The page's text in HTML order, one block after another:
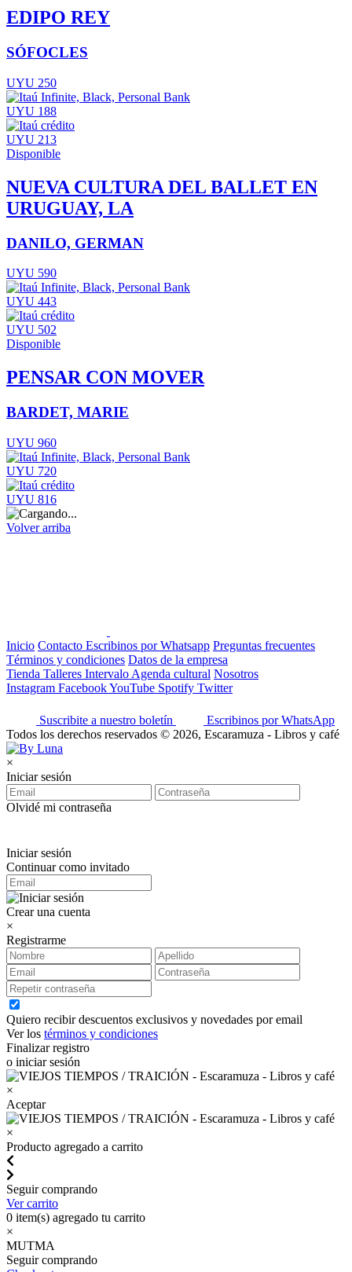
EDIPO REY
SÓFOCLES
UYU 250
UYU 188
UYU 213
Disponible
NUEVA CULTURA DEL BALLET EN
URUGUAY, LA
DANILO, GERMAN
UYU 590
UYU 443
UYU 502
Disponible
PENSAR CON MOVER
BARDET, MARIE
UYU 960
UYU 720
UYU 816
Volver arriba
Inicio Contacto Escribinos por Whatsapp Preguntas frecuentes
Términos y condiciones Datos de la empresa
Tienda Talleres Intervalo Agenda cultural Nosotros
Instagram FacebookYouTube Spotify Twitter
Suscribite a nuestro boletín
Escribinos por WhatsApp
Todos los derechos reservados © 2026, Escaramuza - Libros y café
×
Iniciar sesión
Olvidé mi contraseña
Iniciar sesión
Continuar como invitado
Crear una cuenta
×
Registrarme
Quiero recibir descuentos exclusivos y novedades por email
Ver los términos y condiciones
Finalizar registro
o iniciar sesión
×
Aceptar
×
Producto agregado a carrito
Seguir comprando
Ver carrito
0 item(s) agregado tu carrito
×
MUTMA
Seguir comprando